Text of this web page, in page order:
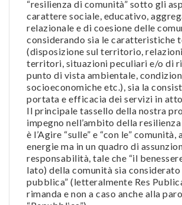
“resilienza di comunità” sotto gli
carattere sociale, educativo,
relazionale e di coesione delle
considerando sia le caratteristiche
(disposizione sul territorio,
territori, situazioni peculiari e/o di
punto di vista ambientale,
socioeconomiche etc.), sia la
portata e efficacia dei servizi in
Il principale tassello della nostra
impegno nell’ambito della
è l’Agire “sulle” e “con le”
energie ma in un quadro di
responsabilità, tale che “il
lato) della comunità sia considerato
pubblica” (letteralmente Res
rimanda e non a caso anche alla